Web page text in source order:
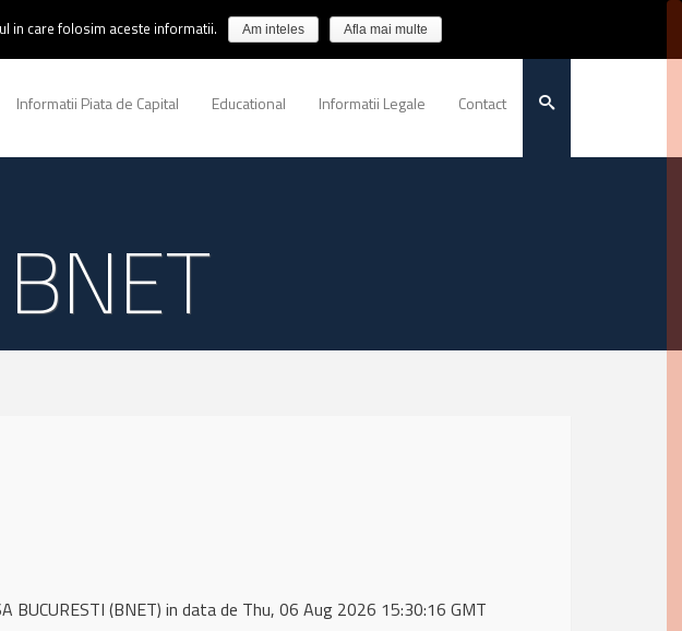
Informatii Piata de Capital Educational Informatii Legale Contact
(BNET) in data de Thu, 06 Aug 2026 15:30:16 GMT
in care folosim aceste informatii. Am inteles Afla mai multe